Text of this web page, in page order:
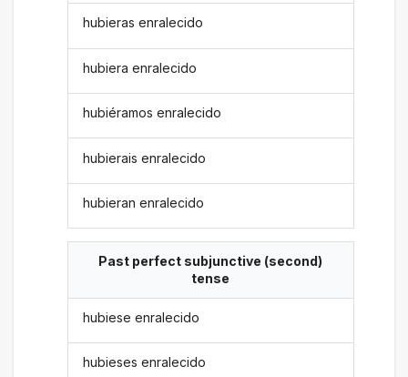
hubieras enralecido
hubiera enralecido
hubiéramos enralecido
hubierais enralecido
hubieran enralecido
Past perfect subjunctive (second)
tense
hubiese enralecido
hubieses enralecido